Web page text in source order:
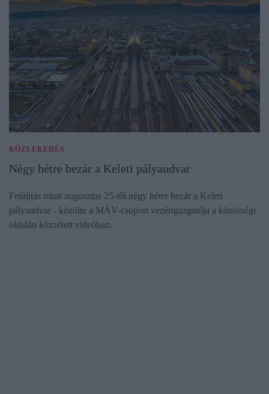
KÖZLEKEDÉS
Négy hétre bezár a Keleti pályaudvar
Felújítás miatt augusztus 25-től négy hétre bezár a Keleti
pályaudvar - közölte a MÁV-csoport vezérigazgatója a közösségi
oldalán közzétett videóban.